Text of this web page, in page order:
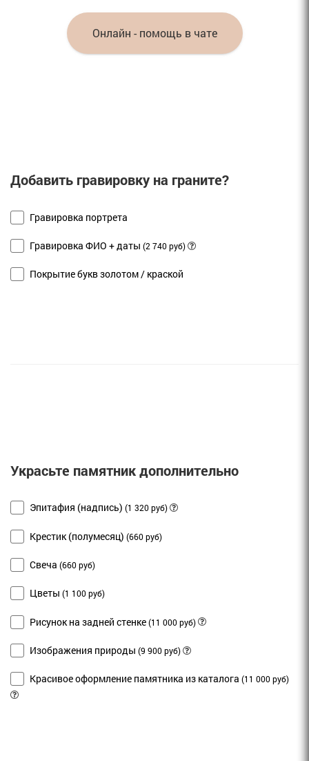
Онлайн - помощь в чате
Добавить гравировку на граните?
Гравировка портрета
Гравировка ФИО + даты (2 740 руб)
Покрытие букв золотом / краской
Украсьте памятник дополнительно
Эпитафия (надпись) (1 320 руб)
Крестик (полумесяц) (660 руб)
Свеча (660 руб)
Цветы (1 100 руб)
Рисунок на задней стенке (11 000 руб)
Изображения природы (9 900 руб)
Красивое оформление памятника из каталога (11 000 руб)